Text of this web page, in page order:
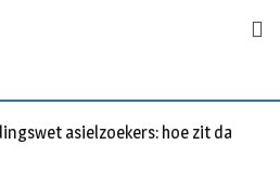
asielzoekers: hoe zit dat?